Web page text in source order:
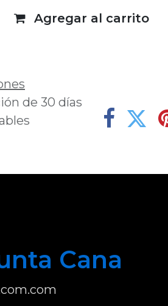
Agregar al carrito
de 30 días
Cana